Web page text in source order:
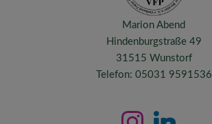
Marion Abend
Hindenburgstraße 49
31515 Wunstorf
Telefon: 05031 9591536